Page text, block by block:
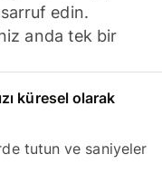
edin.
anda tek bir
küresel olarak
tutun ve saniyeler